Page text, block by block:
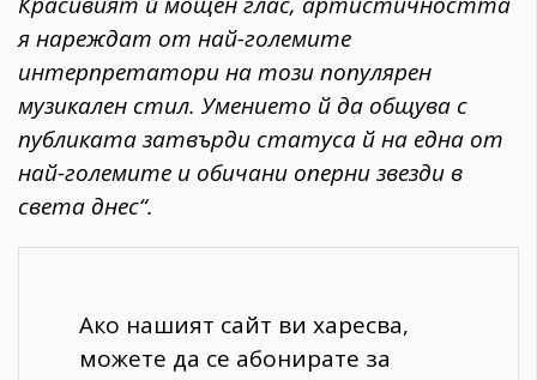
я нареждат от най-големите
интерпретатори на този популярен
музикален стил. Умението й да общува с
публиката затвърди статуса й на една от
най-големите и обичани оперни звезди в
света днес“.
Ако нашият сайт ви харесва,
можете да се абонирате за